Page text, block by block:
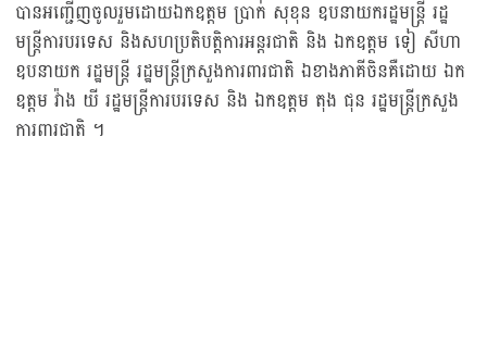
បានអញ្ជើញចូលរួមដោយឯកឧត្តម ប្រាក់ សុខុន ឧបនាយករដ្ឋមន្ត្រី រដ្ឋ
មន្ត្រីការបរទេស និងសហប្រតិបត្តិការអន្តរជាតិ និង ឯកឧត្តម ទៀ សីហា
ឧបនាយក រដ្ឋមន្ត្រី រដ្ឋមន្ត្រីក្រសួងការពារជាតិ ឯខាងភាគីចិនគឺដោយ ឯក
ឧត្តម វ៉ាង យី រដ្ឋមន្ត្រីការបរទេស និង ឯកឧត្តម តុង ជុន រដ្ឋមន្ត្រីក្រសួង
ការពារជាតិ ។